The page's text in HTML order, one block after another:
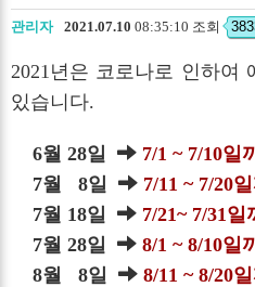
관리자 2021.07.10 08:35:10 조회
2021년은 코로나로 인하여
있습니다.
6월 28일 7/1 ~ 7/10일
7월 8일
7/11 ~ 7/20
7월 18일
7/21~ 7/31일
7월 28일
8/1 ~ 8/10일
8월 8일
8/11 ~ 8/20일